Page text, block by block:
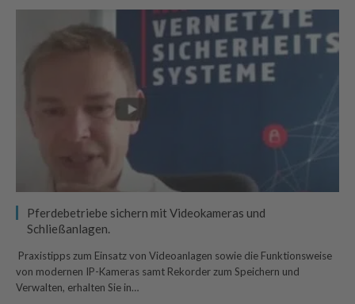
Pferdebetriebe sichern mit Videokameras und
Schließanlagen.
Praxistipps zum Einsatz von Videoanlagen sowie die Funktionsweise
von modernen IP-Kameras samt Rekorder zum Speichern und
Verwalten, erhalten Sie in…